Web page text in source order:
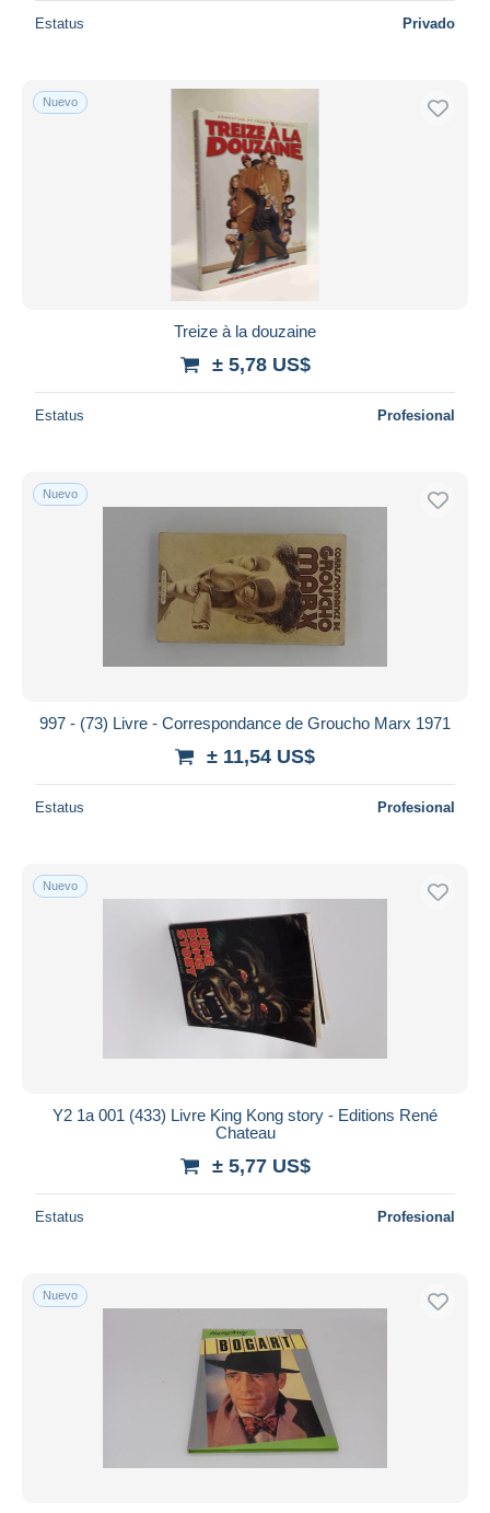
Estatus Privado
Nuevo
Treize à la douzaine
± 5,78 US$
Estatus Profesional
Nuevo
997 - (73) Livre - Correspondance de Groucho Marx 1971
± 11,54 US$
Estatus Profesional
Nuevo
Y2 1a 001 (433) Livre King Kong story - Editions René
Chateau
± 5,77 US$
Estatus Profesional
Nuevo